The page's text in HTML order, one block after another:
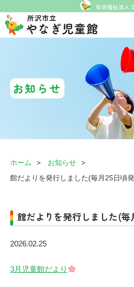
社会福祉法人
お知らせ
ホーム
お知らせ
館だよりを発行しました(毎月25日頃
館だよりを発行しました(毎
2026.02.25
3月児童館だより